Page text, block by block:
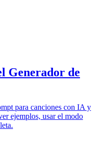
Generador de
para canciones con IA y
ejemplos, usar el modo